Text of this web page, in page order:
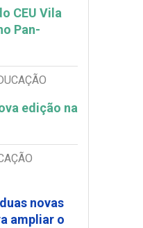
CEU Vila
Pan-
edição na
novas
ampliar o